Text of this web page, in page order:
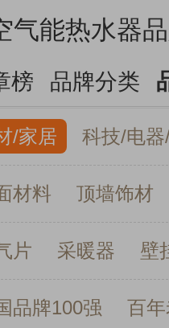
榜 品牌分类
/家居 科技/电
材料 顶墙饰材
片 采暖器 壁
品牌100强 百